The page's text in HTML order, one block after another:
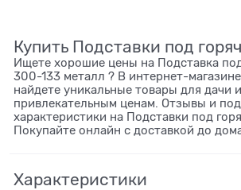
Купить Подставки под
Ищете хорошие цены на Подставка
300-133 металл ? В интернет-
найдете уникальные товары для дачи
привлекательным ценам. Отзывы и
характеристики на Подставки под
Покупайте онлайн с доставкой до
Характеристики